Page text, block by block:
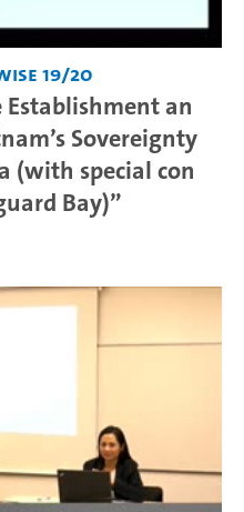
19/20
an
Sovereignty
(with special con
Bay)”